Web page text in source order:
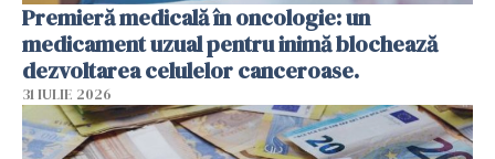
Premieră medicală în oncologie: un
medicament uzual pentru inimă blochează
dezvoltarea celulelor canceroase.
31 IULIE 2026